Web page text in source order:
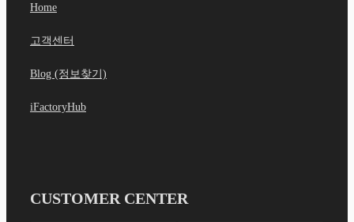
Home
고객센터
Blog (정보찾기)
iFactoryHub
CUSTOMER CENTER